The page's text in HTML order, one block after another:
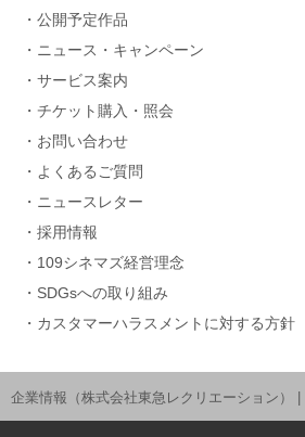
公開予定作品
ニュース・キャンペーン
サービス案内
チケット購入・照会
お問い合わせ
よくあるご質問
ニュースレター
採用情報
109シネマズ経営理念
SDGsへの取り組み
カスタマーハラスメントに対する方針
企業情報（株式会社東急レクリエーション）